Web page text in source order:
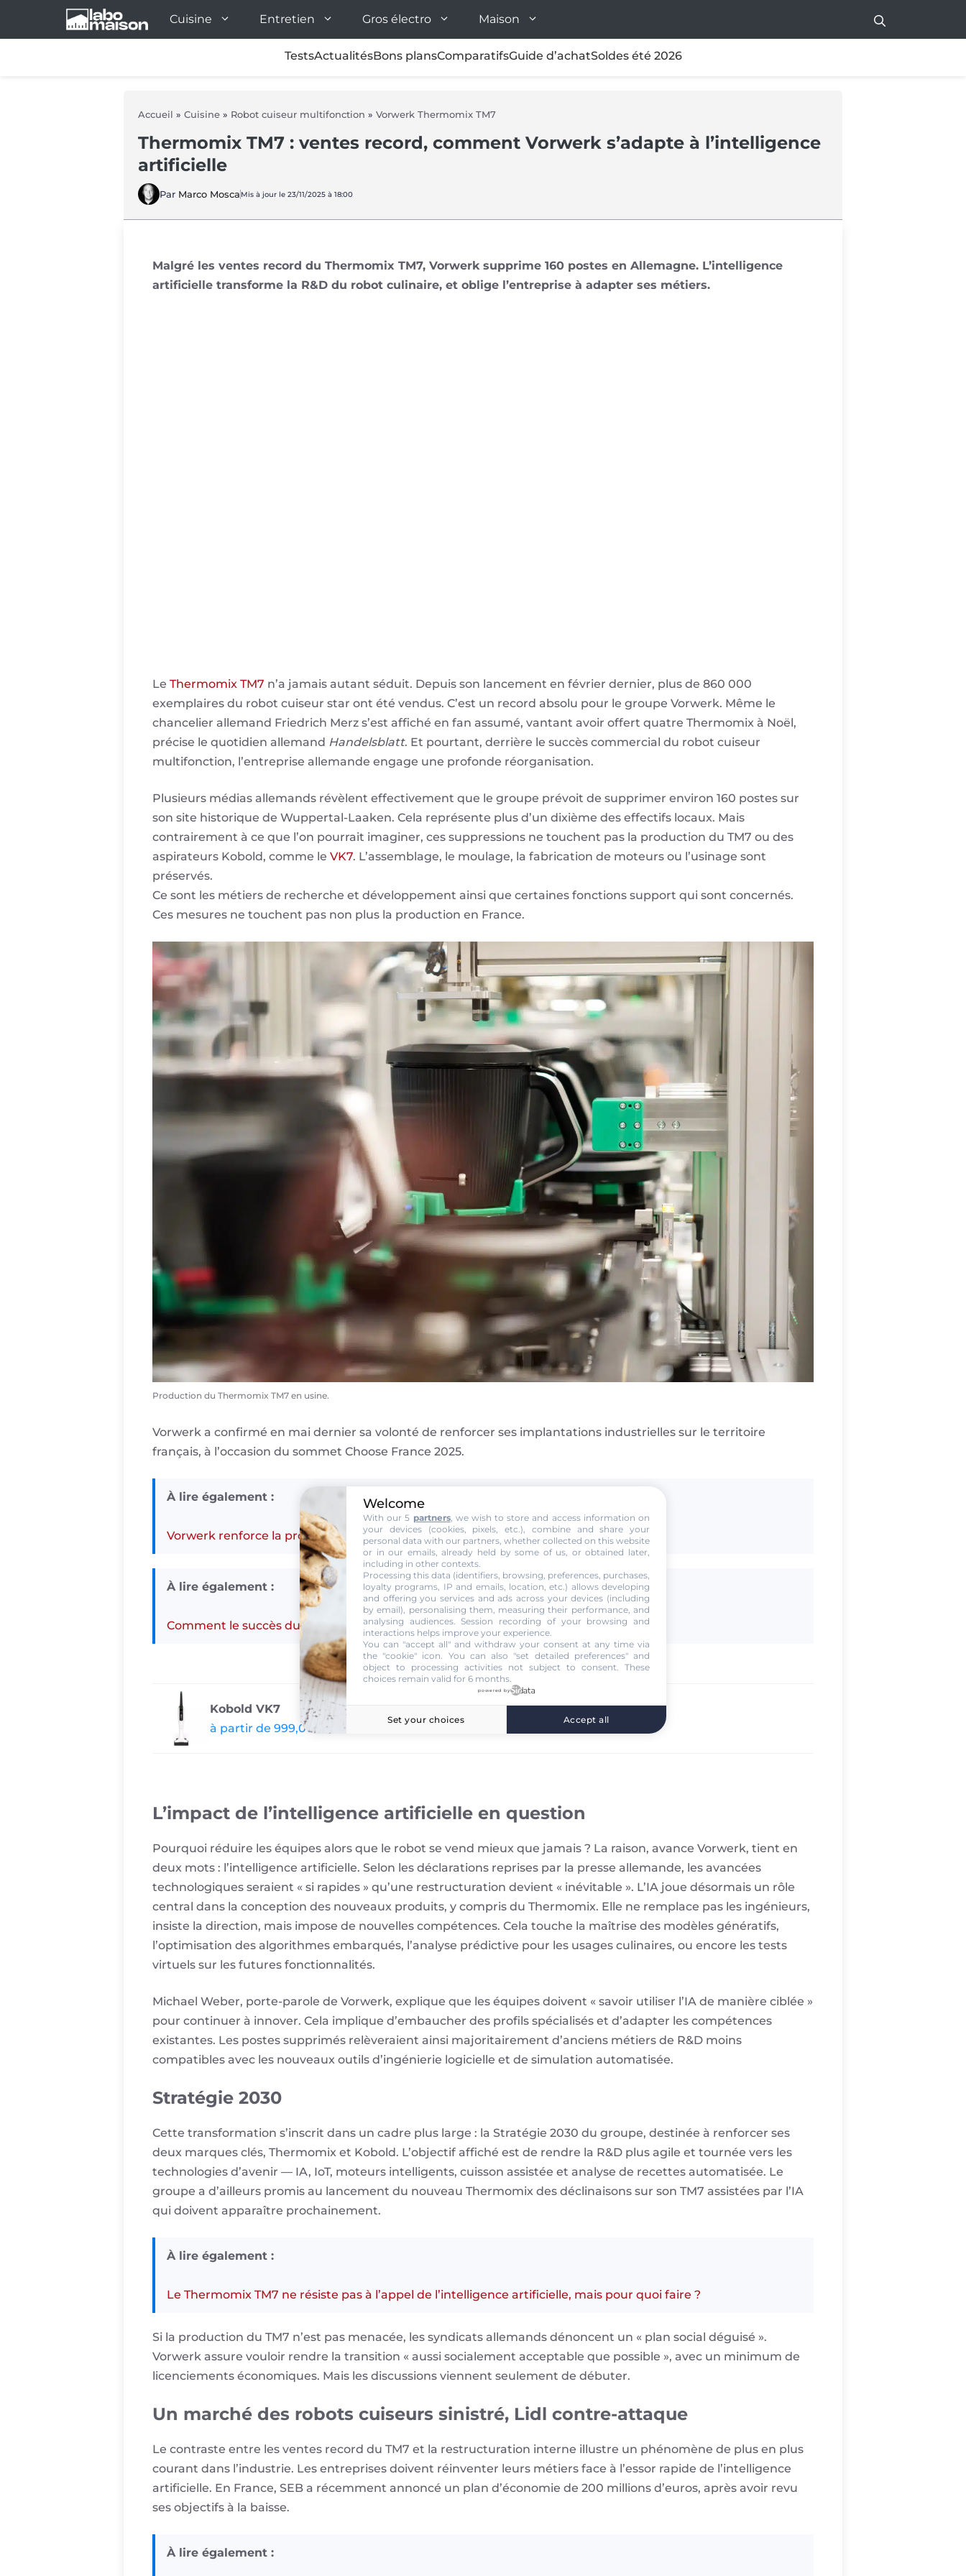
Cuisine Entretien Gros électro Maison
TestsActualitésBons plansComparatifsGuide d’achatSoldes été 2026
Accueil » Cuisine » Robot cuiseur multifonction » Vorwerk Thermomix TM7
Thermomix TM7 : ventes record, comment Vorwerk s’adapte à l’intelligence
artificielle
Par Marco Mosca Mis à jour le 23/11/2025 à 18:00
Malgré les ventes record du Thermomix TM7, Vorwerk supprime 160 postes en Allemagne. L’intelligence
artificielle transforme la R&D du robot culinaire, et oblige l’entreprise à adapter ses métiers.
Le Thermomix TM7 n’a jamais autant séduit. Depuis son lancement en février dernier, plus de 860 000
exemplaires du robot cuiseur star ont été vendus. C’est un record absolu pour le groupe Vorwerk. Même le
chancelier allemand Friedrich Merz s’est affiché en fan assumé, vantant avoir offert quatre Thermomix à Noël,
précise le quotidien allemand Handelsblatt. Et pourtant, derrière le succès commercial du robot cuiseur
multifonction, l’entreprise allemande engage une profonde réorganisation.
Plusieurs médias allemands révèlent effectivement que le groupe prévoit de supprimer environ 160 postes sur
son site historique de Wuppertal-Laaken. Cela représente plus d’un dixième des effectifs locaux. Mais
contrairement à ce que l’on pourrait imaginer, ces suppressions ne touchent pas la production du TM7 ou des
aspirateurs Kobold, comme le VK7. L’assemblage, le moulage, la fabrication de moteurs ou l’usinage sont
préservés.
Ce sont les métiers de recherche et développement ainsi que certaines fonctions support qui sont concernés.
Ces mesures ne touchent pas non plus la production en France.
Production du Thermomix TM7 en usine.
Vorwerk a confirmé en mai dernier sa volonté de renforcer ses implantations industrielles sur le territoire
français, à l’occasion du sommet Choose France 2025.
À lire également :
Vorwerk renforce la production du Thermomix TM7 en France
À lire également :
Comment le succès du Thermomix TM7 profite à l’économie française
Kobold VK7
à partir de 999,00 € chez Vorwerk FR
L’impact de l’intelligence artificielle en question
Pourquoi réduire les équipes alors que le robot se vend mieux que jamais ? La raison, avance Vorwerk, tient en
deux mots : l’intelligence artificielle. Selon les déclarations reprises par la presse allemande, les avancées
technologiques seraient « si rapides » qu’une restructuration devient « inévitable ». L’IA joue désormais un rôle
central dans la conception des nouveaux produits, y compris du Thermomix. Elle ne remplace pas les ingénieurs,
insiste la direction, mais impose de nouvelles compétences. Cela touche la maîtrise des modèles génératifs,
l’optimisation des algorithmes embarqués, l’analyse prédictive pour les usages culinaires, ou encore les tests
virtuels sur les futures fonctionnalités.
Michael Weber, porte-parole de Vorwerk, explique que les équipes doivent « savoir utiliser l’IA de manière ciblée »
pour continuer à innover. Cela implique d’embaucher des profils spécialisés et d’adapter les compétences
existantes. Les postes supprimés relèveraient ainsi majoritairement d’anciens métiers de R&D moins
compatibles avec les nouveaux outils d’ingénierie logicielle et de simulation automatisée.
Stratégie 2030
Cette transformation s’inscrit dans un cadre plus large : la Stratégie 2030 du groupe, destinée à renforcer ses
deux marques clés, Thermomix et Kobold. L’objectif affiché est de rendre la R&D plus agile et tournée vers les
technologies d’avenir — IA, IoT, moteurs intelligents, cuisson assistée et analyse de recettes automatisée. Le
groupe a d’ailleurs promis au lancement du nouveau Thermomix des déclinaisons sur son TM7 assistées par l’IA
qui doivent apparaître prochainement.
À lire également :
Le Thermomix TM7 ne résiste pas à l’appel de l’intelligence artificielle, mais pour quoi faire ?
Si la production du TM7 n’est pas menacée, les syndicats allemands dénoncent un « plan social déguisé ».
Vorwerk assure vouloir rendre la transition « aussi socialement acceptable que possible », avec un minimum de
licenciements économiques. Mais les discussions viennent seulement de débuter.
Un marché des robots cuiseurs sinistré, Lidl contre-attaque
Le contraste entre les ventes record du TM7 et la restructuration interne illustre un phénomène de plus en plus
courant dans l’industrie. Les entreprises doivent réinventer leurs métiers face à l’essor rapide de l’intelligence
artificielle. En France, SEB a récemment annoncé un plan d’économie de 200 millions d’euros, après avoir revu
ses objectifs à la baisse.
À lire également :
Welcome
With our 5 partners, we wish to store and access information on
your devices (cookies, pixels, etc.), combine and share your
personal data with our partners, whether collected on this website
or in our emails, already held by some of us, or obtained later,
including in other contexts.
Processing this data (identifiers, browsing, preferences, purchases,
loyalty programs, IP and emails, location, etc.) allows developing
and offering you services and ads across your devices (including
by email), personalising them, measuring their performance, and
analysing audiences. Session recording of your browsing and
interactions helps improve your experience.
You can "accept all" and withdraw your consent at any time via
the "cookie" icon. You can also "set detailed preferences" and
object to processing activities not subject to consent. These
choices remain valid for 6 months.
powered by
Set your choices Accept all